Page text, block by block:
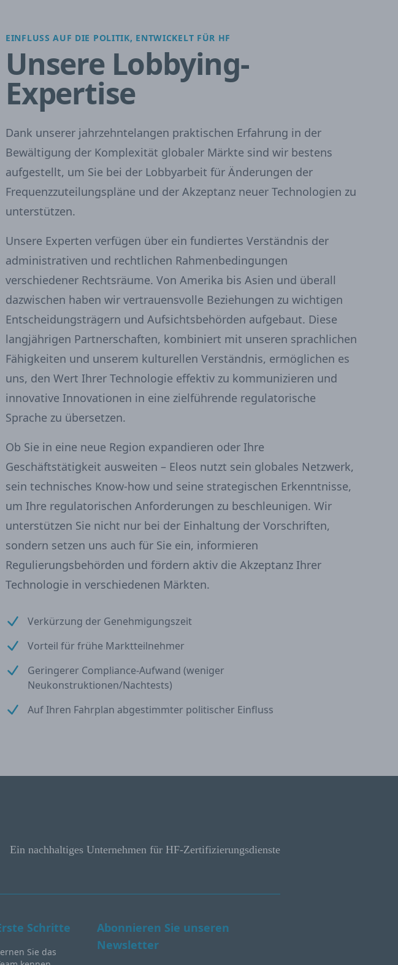
EINFLUSS AUF DIE POLITIK, ENTWICKELT FÜR HF
Unsere Lobbying-
Expertise
Dank unserer jahrzehntelangen praktischen Erfahrung in der
Bewältigung der Komplexität globaler Märkte sind wir bestens
aufgestellt, um Sie bei der Lobbyarbeit für Änderungen der
Frequenzzuteilungspläne und der Akzeptanz neuer Technologien zu
unterstützen.
Unsere Experten verfügen über ein fundiertes Verständnis der
administrativen und rechtlichen Rahmenbedingungen
verschiedener Rechtsräume. Von Amerika bis Asien und überall
dazwischen haben wir vertrauensvolle Beziehungen zu wichtigen
Entscheidungsträgern und Aufsichtsbehörden aufgebaut. Diese
langjährigen Partnerschaften, kombiniert mit unseren sprachlichen
Fähigkeiten und unserem kulturellen Verständnis, ermöglichen es
uns, den Wert Ihrer Technologie effektiv zu kommunizieren und
innovative Innovationen in eine zielführende regulatorische
Sprache zu übersetzen.
Ob Sie in eine neue Region expandieren oder Ihre
Geschäftstätigkeit ausweiten – Eleos nutzt sein globales Netzwerk,
sein technisches Know-how und seine strategischen Erkenntnisse,
um Ihre regulatorischen Anforderungen zu beschleunigen. Wir
unterstützen Sie nicht nur bei der Einhaltung der Vorschriften,
sondern setzen uns auch für Sie ein, informieren
Regulierungsbehörden und fördern aktiv die Akzeptanz Ihrer
Technologie in verschiedenen Märkten.
Verkürzung der Genehmigungszeit
Vorteil für frühe Marktteilnehmer
Geringerer Compliance-Aufwand (weniger
Neukonstruktionen/Nachtests)
Auf Ihren Fahrplan abgestimmter politischer Einfluss
Ein nachhaltiges Unternehmen für HF-Zertifizierungsdienste
Schritte
Sie das
Abonnieren Sie unseren
Newsletter